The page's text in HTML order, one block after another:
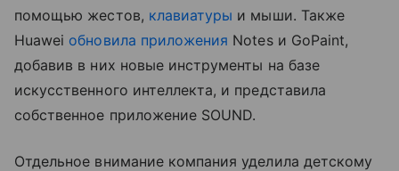
помощью жестов, клавиатуры и мыши. Также
Huawei обновила приложения Notes и GoPaint,
добавив в них новые инструменты на базе
искусственного интеллекта, и представила
собственное приложение SOUND.
Отдельное внимание компания уделила детскому